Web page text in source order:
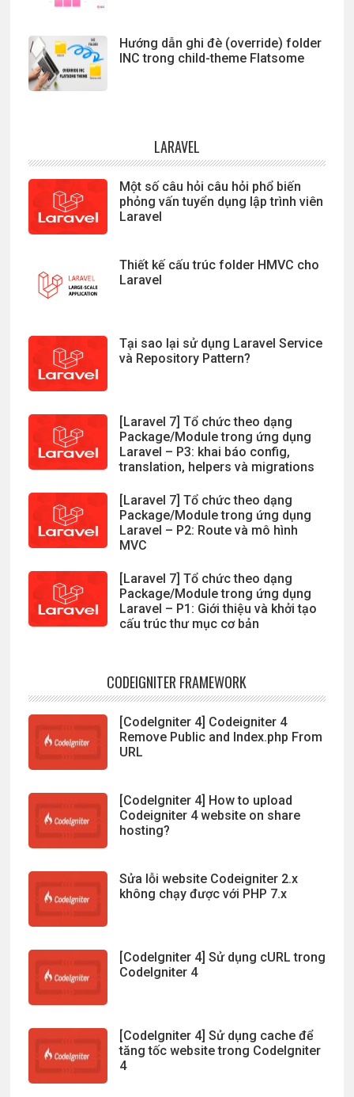
Hướng dẫn ghi đè (override) folder
INC trong child-theme Flatsome
LARAVEL
Một số câu hỏi câu hỏi phổ biến
phỏng vấn tuyển dụng lập trình viên
Laravel
Thiết kế cấu trúc folder HMVC cho
Laravel
Tại sao lại sử dụng Laravel Service
và Repository Pattern?
[Laravel 7] Tổ chức theo dạng
Package/Module trong ứng dụng
Laravel – P3: khai báo config,
translation, helpers và migrations
[Laravel 7] Tổ chức theo dạng
Package/Module trong ứng dụng
Laravel – P2: Route và mô hình
MVC
[Laravel 7] Tổ chức theo dạng
Package/Module trong ứng dụng
Laravel – P1: Giới thiệu và khởi tạo
cấu trúc thư mục cơ bản
CODEIGNITER FRAMEWORK
[CodeIgniter 4] Codeigniter 4
Remove Public and Index.php From
URL
[CodeIgniter 4] How to upload
Codeigniter 4 website on share
hosting?
Sửa lỗi website Codeigniter 2.x
không chạy được với PHP 7.x
[CodeIgniter 4] Sử dụng cURL trong
CodeIgniter 4
[CodeIgniter 4] Sử dụng cache để
tăng tốc website trong CodeIgniter
4